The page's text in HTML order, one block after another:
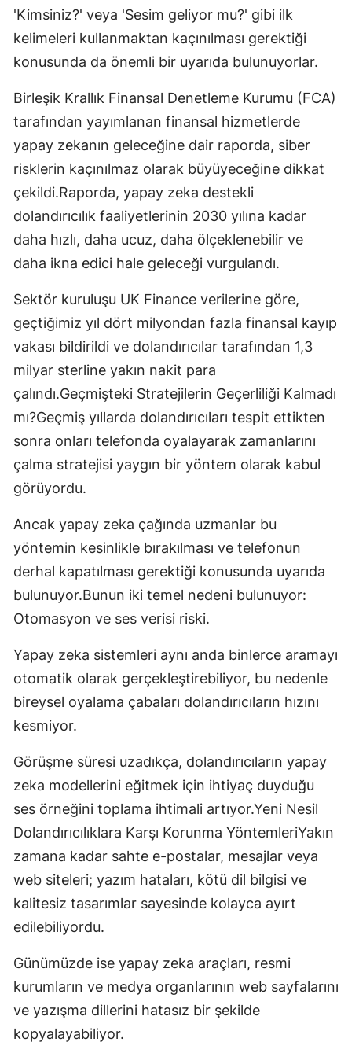
'Kimsiniz?' veya 'Sesim geliyor mu?' gibi ilk
kelimeleri kullanmaktan kaçınılması gerektiği
konusunda da önemli bir uyarıda bulunuyorlar.
Birleşik Krallık Finansal Denetleme Kurumu (FCA)
tarafından yayımlanan finansal hizmetlerde
yapay zekanın geleceğine dair raporda, siber
risklerin kaçınılmaz olarak büyüyeceğine dikkat
çekildi.Raporda, yapay zeka destekli
dolandırıcılık faaliyetlerinin 2030 yılına kadar
daha hızlı, daha ucuz, daha ölçeklenebilir ve
daha ikna edici hale geleceği vurgulandı.
Sektör kuruluşu UK Finance verilerine göre,
geçtiğimiz yıl dört milyondan fazla finansal kayıp
vakası bildirildi ve dolandırıcılar tarafından 1,3
milyar sterline yakın nakit para
çalındı.Geçmişteki Stratejilerin Geçerliliği Kalmadı
mı?Geçmiş yıllarda dolandırıcıları tespit ettikten
sonra onları telefonda oyalayarak zamanlarını
çalma stratejisi yaygın bir yöntem olarak kabul
görüyordu.
Ancak yapay zeka çağında uzmanlar bu
yöntemin kesinlikle bırakılması ve telefonun
derhal kapatılması gerektiği konusunda uyarıda
bulunuyor.Bunun iki temel nedeni bulunuyor:
Otomasyon ve ses verisi riski.
Yapay zeka sistemleri aynı anda binlerce aramayı
otomatik olarak gerçekleştirebiliyor, bu nedenle
bireysel oyalama çabaları dolandırıcıların hızını
kesmiyor.
Görüşme süresi uzadıkça, dolandırıcıların yapay
zeka modellerini eğitmek için ihtiyaç duyduğu
ses örneğini toplama ihtimali artıyor.Yeni Nesil
Dolandırıcılıklara Karşı Korunma YöntemleriYakın
zamana kadar sahte e-postalar, mesajlar veya
web siteleri; yazım hataları, kötü dil bilgisi ve
kalitesiz tasarımlar sayesinde kolayca ayırt
edilebiliyordu.
Günümüzde ise yapay zeka araçları, resmi
kurumların ve medya organlarının web sayfalarını
ve yazışma dillerini hatasız bir şekilde
kopyalayabiliyor.